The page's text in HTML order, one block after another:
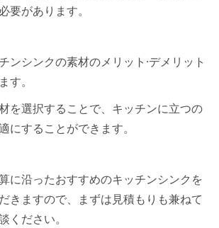
要があります。
ンシンクの素材のメリット·デメリット
す。
を選択することで、キッチンに立つの
にすることができます。
に沿ったおすすめのキッチンシンクを
きますので、まずは見積もりも兼ねて
ください。